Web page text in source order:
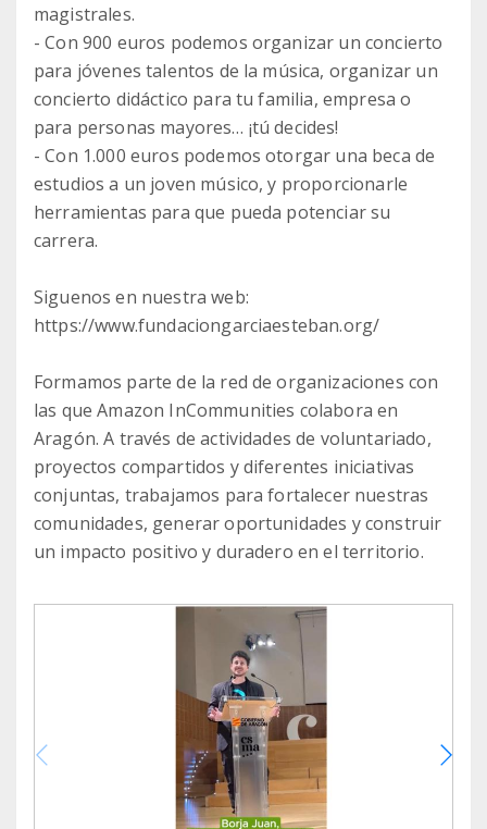
magistrales.
- Con 900 euros podemos organizar un concierto
para jóvenes talentos de la música, organizar un
concierto didáctico para tu familia, empresa o
para personas mayores… ¡tú decides!
- Con 1.000 euros podemos otorgar una beca de
estudios a un joven músico, y proporcionarle
herramientas para que pueda potenciar su
carrera.
Siguenos en nuestra web:
https://www.fundaciongarciaesteban.org/
Formamos parte de la red de organizaciones con
las que Amazon InCommunities colabora en
Aragón. A través de actividades de voluntariado,
proyectos compartidos y diferentes iniciativas
conjuntas, trabajamos para fortalecer nuestras
comunidades, generar oportunidades y construir
un impacto positivo y duradero en el territorio.